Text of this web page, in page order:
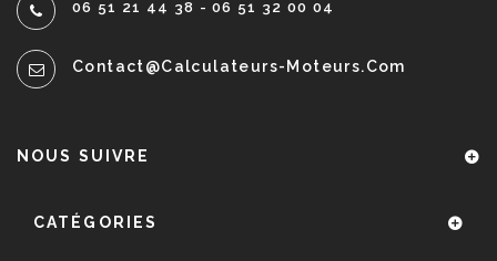
06 51 21 44 38 - 06 51 32 00 04
Contact@calculateurs-Moteurs.com
NOUS SUIVRE
CATÉGORIES